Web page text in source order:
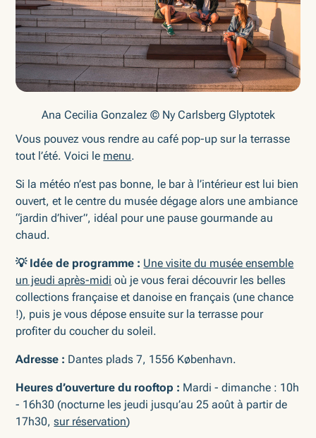
Ana Cecilia Gonzalez © Ny Carlsberg Glyptotek
Vous pouvez vous rendre au café pop-up sur la terrasse
tout l’été. Voici le menu.
Si la météo n’est pas bonne, le bar à l’intérieur est lui bien
ouvert, et le centre du musée dégage alors une ambiance
“jardin d’hiver”, idéal pour une pause gourmande au
chaud.
💡 Idée de programme : Une visite du musée ensemble
un jeudi après-midi où je vous ferai découvrir les belles
collections française et danoise en français (une chance
!), puis je vous dépose ensuite sur la terrasse pour
profiter du coucher du soleil.
Adresse : Dantes plads 7, 1556 København.
Heures d’ouverture du rooftop : Mardi - dimanche : 10h
- 16h30 (nocturne les jeudi jusqu’au 25 août à partir de
17h30,sur réservation)